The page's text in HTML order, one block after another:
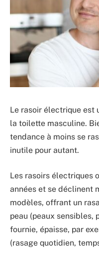
Le rasoir électrique est
la toilette masculine.
tendance à moins se
inutile pour autant.
Les rasoirs électriques
années et se déclinent
modèles, offrant un
peau (peaux sensibles,
fournie, épaisse, par
(rasage quotidien,